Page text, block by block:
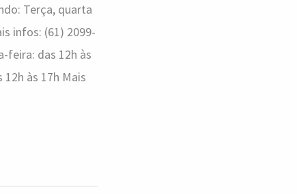
Terça, quarta
infos: (61) 2099-
feira: das 12h às
às 17h Mais